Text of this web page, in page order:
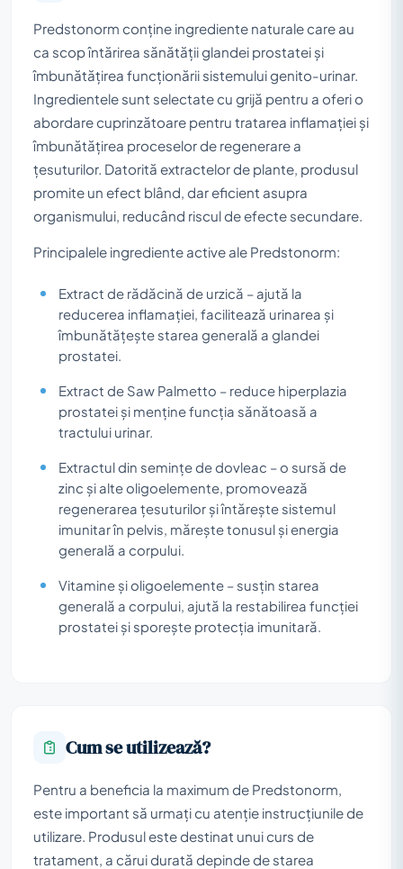
Predstonorm conține ingrediente naturale care au
ca scop întărirea sănătății glandei prostatei și
îmbunătățirea funcționării sistemului genito-urinar.
Ingredientele sunt selectate cu grijă pentru a oferi o
abordare cuprinzătoare pentru tratarea inflamației și
îmbunătățirea proceselor de regenerare a
țesuturilor. Datorită extractelor de plante, produsul
promite un efect blând, dar eficient asupra
organismului, reducând riscul de efecte secundare.
Principalele ingrediente active ale Predstonorm:
Extract de rădăcină de urzică – ajută la
reducerea inflamației, facilitează urinarea și
îmbunătățește starea generală a glandei
prostatei.
Extract de Saw Palmetto – reduce hiperplazia
prostatei și menține funcția sănătoasă a
tractului urinar.
Extractul din semințe de dovleac – o sursă de
zinc și alte oligoelemente, promovează
regenerarea țesuturilor și întărește sistemul
imunitar în pelvis, mărește tonusul și energia
generală a corpului.
Vitamine și oligoelemente – susțin starea
generală a corpului, ajută la restabilirea funcției
prostatei și sporește protecția imunitară.
Cum se utilizează?
Pentru a beneficia la maximum de Predstonorm,
este important să urmați cu atenție instrucțiunile de
utilizare. Produsul este destinat unui curs de
tratament, a cărui durată depinde de starea